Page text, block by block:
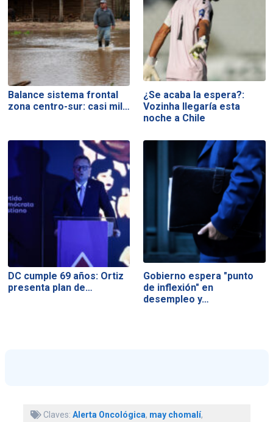
Balance sistema frontal
zona centro-sur: casi mil…
¿Se acaba la espera?:
Vozinha llegaría esta
noche a Chile
DC cumple 69 años: Ortiz
presenta plan de…
Gobierno espera "punto
de inflexión" en
desempleo y…
Claves: Alerta Oncológica, may chomalí,